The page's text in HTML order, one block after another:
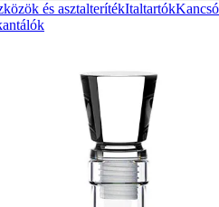
és asztalterítékItaltartók